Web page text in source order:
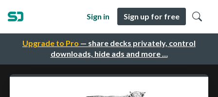
Upgrade to Pro — share decks privately, control
downloads, hide ads and more …
Sign in Sign up for free